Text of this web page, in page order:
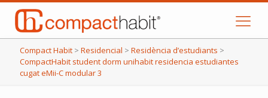
Compact Habit > Residencial > Residència d’estudiants >
CompactHabit student dorm unihabit residencia estudiantes
cugat eMii-C modular 3